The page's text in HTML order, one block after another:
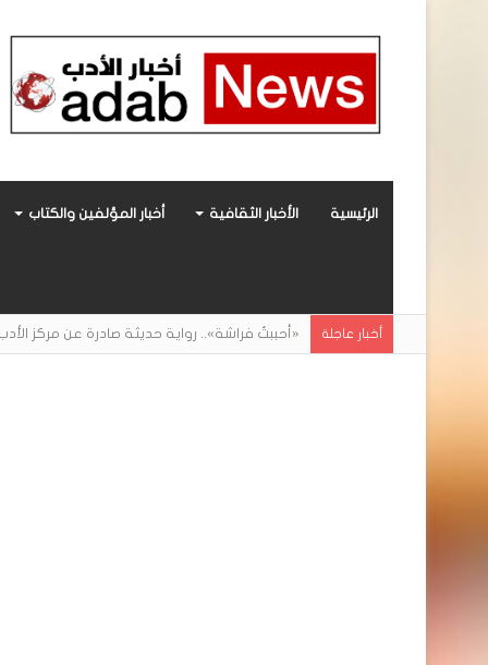
الرئيسية الأخبار الثقافية أخبار المؤلفين والكتاب
أخبار عاجلة «أحببتُ فراشة».. رواية حديثة صادرة عن مركز